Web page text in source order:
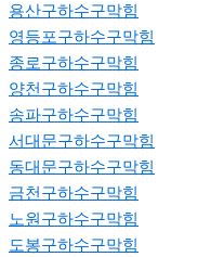
용산구하수구막힘
영등포구하수구막힘
종로구하수구막힘
양천구하수구막힘
송파구하수구막힘
서대문구하수구막힘
동대문구하수구막힘
금천구하수구막힘
노원구하수구막힘
도봉구하수구막힘